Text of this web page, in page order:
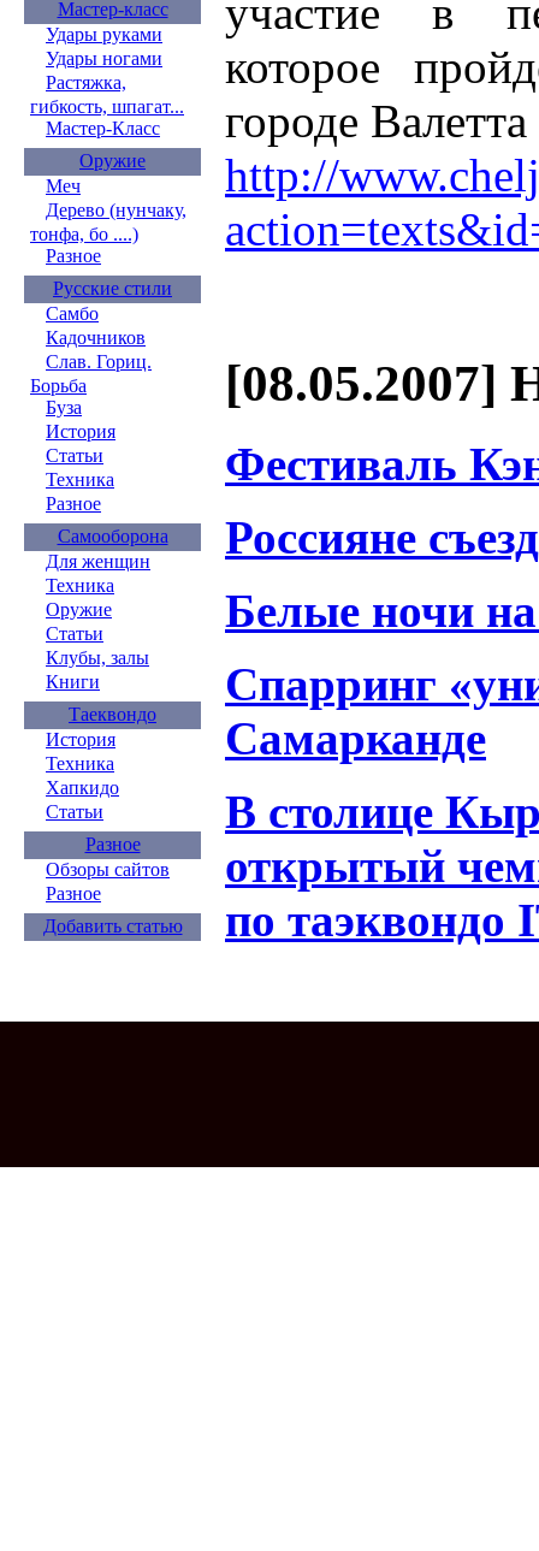
Мастер-класс
Удары руками
Удары ногами
Растяжка,
гибкость, шпагат...
Мастер-Класс
Оружие
Меч
Дерево (нунчаку,
тонфа, бо ....)
Разное
Русские стили
Самбо
Кадочников
Слав. Гориц.
Борьба
Буза
История
Статьи
Техника
Разное
Самооборона
Для женщин
Техника
Оружие
Статьи
Клубы, залы
Книги
Таеквондо
История
Техника
Хапкидо
Статьи
Разное
Обзоры сайтов
Разное
Добавить статью
участие в
которое
городе
http://
[08.05.2007]
Фестиваль
Россияне
Белые ночи
Спарринг
Самарканде
В столице
открытый
по таэквондо